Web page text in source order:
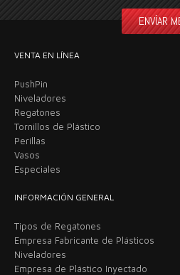
VENTA EN LÍNEA
PushPin
Niveladores
Regatones
Tornillos de Plástico
Perillas
Vasos
Especiales
INFORMACIÓN GENERAL
Tipos de Regatones
Empresa Fabricante de Plásticos
Niveladores
Empresa de Plástico Inyectado